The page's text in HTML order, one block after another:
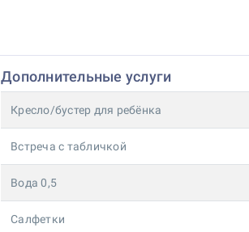
Дополнительные услуги
Кресло/бустер для ребёнка
Встреча с табличкой
Вода 0,5
Салфетки